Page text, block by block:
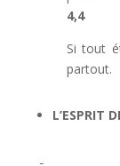
4,4
Si tout
partout.
L’ESPRIT